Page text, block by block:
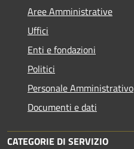
Aree Amministrative
Uffici
Enti e fondazioni
Politici
Personale Amministrativo
Documenti e dati
CATEGORIE DI SERVIZIO